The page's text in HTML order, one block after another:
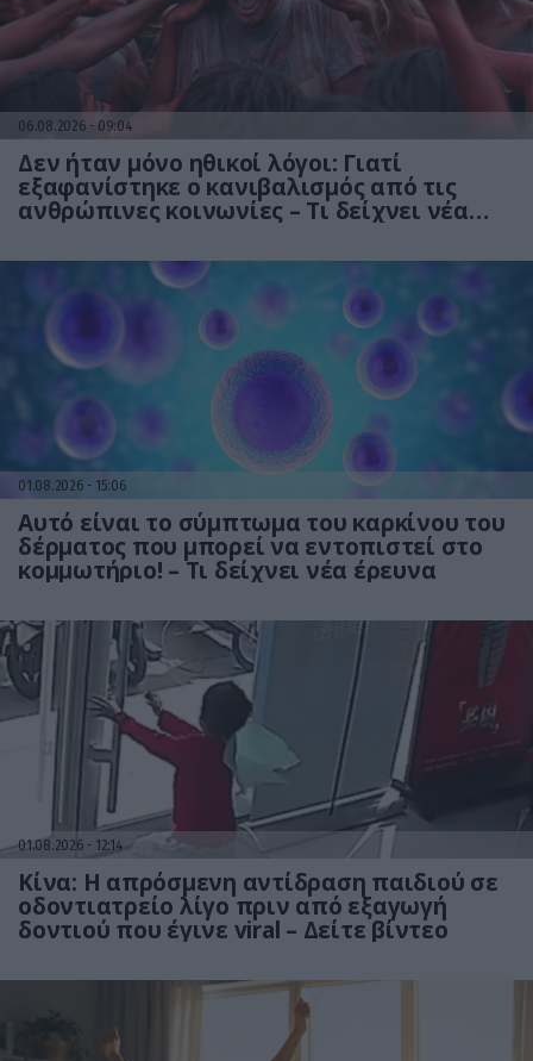
06.08.2026 09:04
Δεν ήταν μόνο ηθικοί λόγοι: Γιατί
εξαφανίστηκε ο κανιβαλισμός από τις
ανθρώπινες κοινωνίες – Τι δείχνει νέα
01.08.2026 15:06
Αυτό είναι το σύμπτωμα του καρκίνου του
δέρματος που μπορεί να εντοπιστεί στο
κομμωτήριο! – Τι δείχνει νέα έρευνα
01.08.2026 12:14
Κίνα: Η απρόσμενη αντίδραση παιδιού σε
οδοντιατρείο λίγο πριν από εξαγωγή
δοντιού που έγινε viral – Δείτε βίντεο